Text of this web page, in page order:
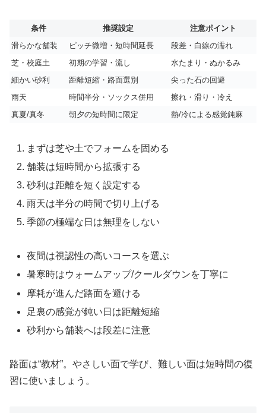
条件 推奨設定
注意ポイント
滑らかな舗装
ピッチ微増・短時間延長
段差・白線の濡れ
芝・校庭土
初期の学習・流し
水たまり・ぬかるみ
細かい砂利
距離短縮・路面選別
尖った石の回避
雨天
時間半分・ソックス併用
擦れ・滑り・冷え
真夏/真冬
朝夕の短時間に限定 熱/冷による感覚鈍麻
まずは芝や土でフォームを固める
舗装は短時間から拡張する
砂利は距離を短く設定する
雨天は半分の時間で切り上げる
季節の極端な日は無理をしない
夜間は視認性の高いコースを選ぶ
暑寒時はウォームアップ/クールダウンを丁寧に
摩耗が進んだ路面を避ける
足裏の感覚が鈍い日は距離短縮
砂利から舗装へは段差に注意
路面は“教材”。やさしい面で学び、難しい面は短時間の復
習に使いましょう。